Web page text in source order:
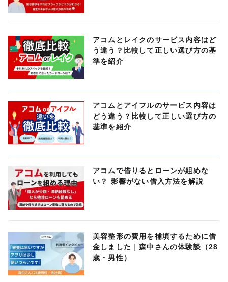
アコムとレイクのサービス内容はど
う違う？比較して正しい選び方の基
準を紹介
アコムとアイフルのサービス内容は
どう違う？比較して正しい選び方の
基準を紹介
アコムで借りるとローンが組めな
い？ 影響がない借入方法を解説
美容整形の費用を補填するために借
金しました｜森中さんの体験談（28
歳・男性）